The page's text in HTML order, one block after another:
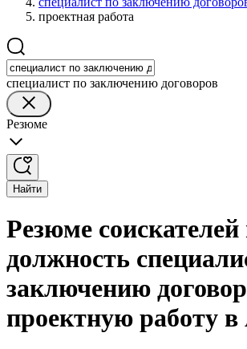
проектная работа
специалист по заключению договоров
Резюме
Найти
Резюме соискателей
должность
заключению
проектную работу в